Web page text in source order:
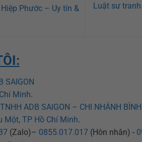
Phước – Uy tín &
Luật sư
SAIGON
Minh.
ADB SAIGON – CHI NHÁNH
Một, TP Hồ Chí Minh.
(Zalo)– 0855.017.017 (Hôn nhân) -